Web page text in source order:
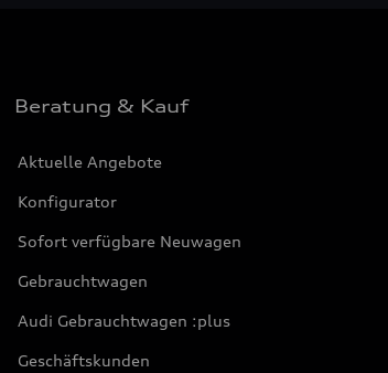
Beratung & Kauf
Aktuelle Angebote
Konfigurator
Sofort verfügbare Neuwagen
Gebrauchtwagen
Audi Gebrauchtwagen :plus
Geschäftskunden